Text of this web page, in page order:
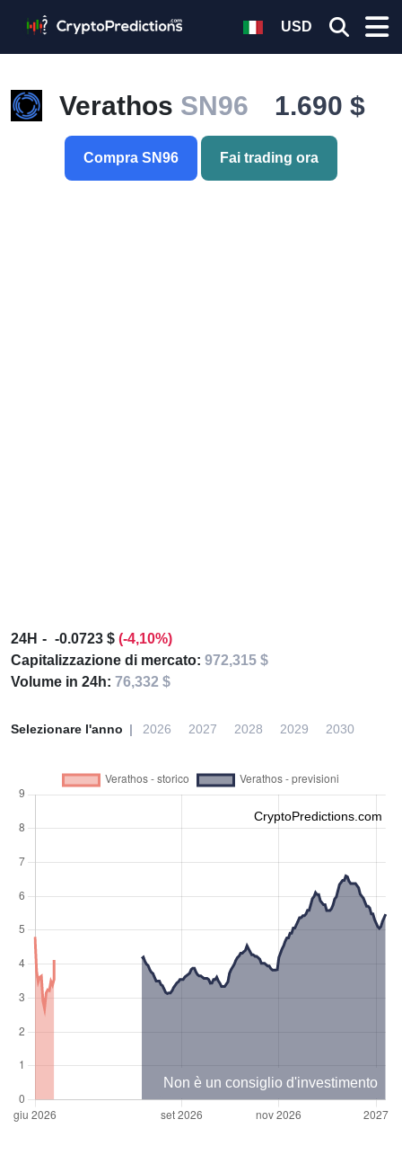
USD
Verathos SN96 1.690 $
Compra SN96 Fai trading ora
24H -0.0723 $ (-4,10%)
Capitalizzazione di mercato: 972,315 $
Volume in 24h: 76,332 $
Selezionare l'anno 2026 2027 2028 2029 2030
CryptoPredictions.com
Non è un consiglio d'investimento